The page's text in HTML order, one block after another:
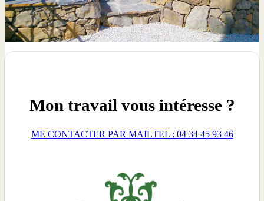
Mon travail vous intéresse ?
ME CONTACTER PAR MAILTEL : 04 34 45 93 46